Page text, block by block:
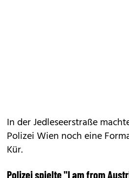
In der Jedleseerstraße
Polizei Wien noch eine
Kür.
Polizei spielte "I am from